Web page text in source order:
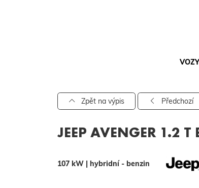
Pro vyhledávání zadejte alespoň 3 znaky.
Zpět na výpis Předchozí
JEEP AVENGER 1.2
107 kW | hybridní - benzin